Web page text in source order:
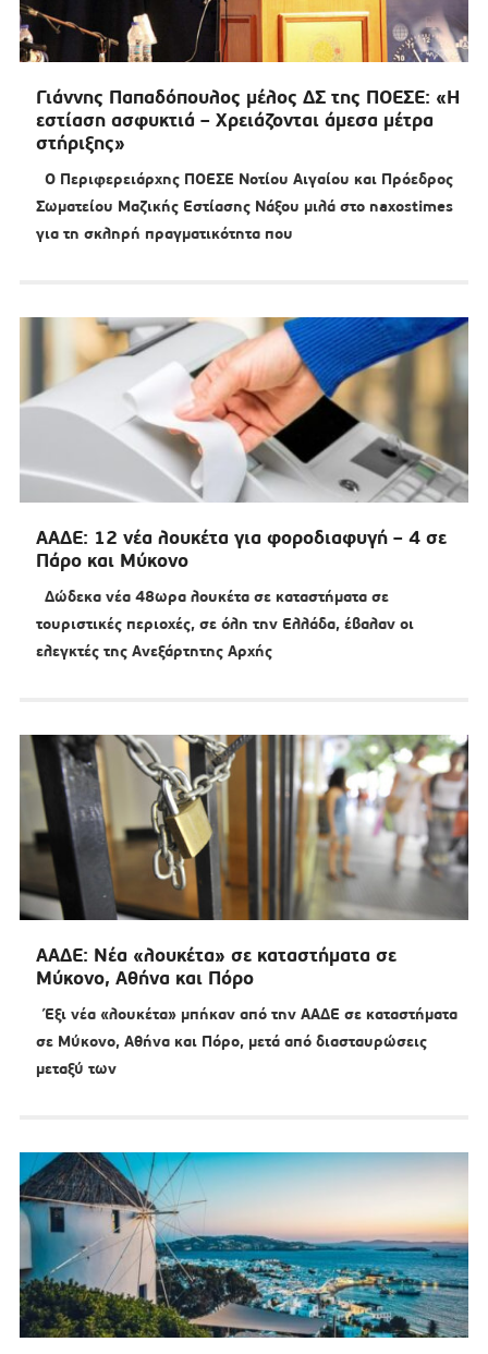
Γιάννης Παπαδόπουλος μέλος ΔΣ της ΠΟΕΣΕ: «Η
εστίαση ασφυκτιά – Χρειάζονται άμεσα μέτρα
στήριξης»
Ο Περιφερειάρχης ΠΟΕΣΕ Νοτίου Αιγαίου και Πρόεδρος
Σωματείου Μαζικής Εστίασης Νάξου μιλά στο naxostimes
για τη σκληρή πραγματικότητα που
ΑΑΔΕ: 12 νέα λουκέτα για φοροδιαφυγή – 4 σε
Πάρο και Μύκονο
Δώδεκα νέα 48ωρα λουκέτα σε καταστήματα σε
τουριστικές περιοχές, σε όλη την Ελλάδα, έβαλαν οι
ελεγκτές της Ανεξάρτητης Αρχής
ΑΑΔΕ: Νέα «λουκέτα» σε καταστήματα σε
Μύκονο, Αθήνα και Πόρο
Έξι νέα «λουκέτα» μπήκαν από την ΑΑΔΕ σε καταστήματα
σε Μύκονο, Αθήνα και Πόρο, μετά από διασταυρώσεις
μεταξύ των